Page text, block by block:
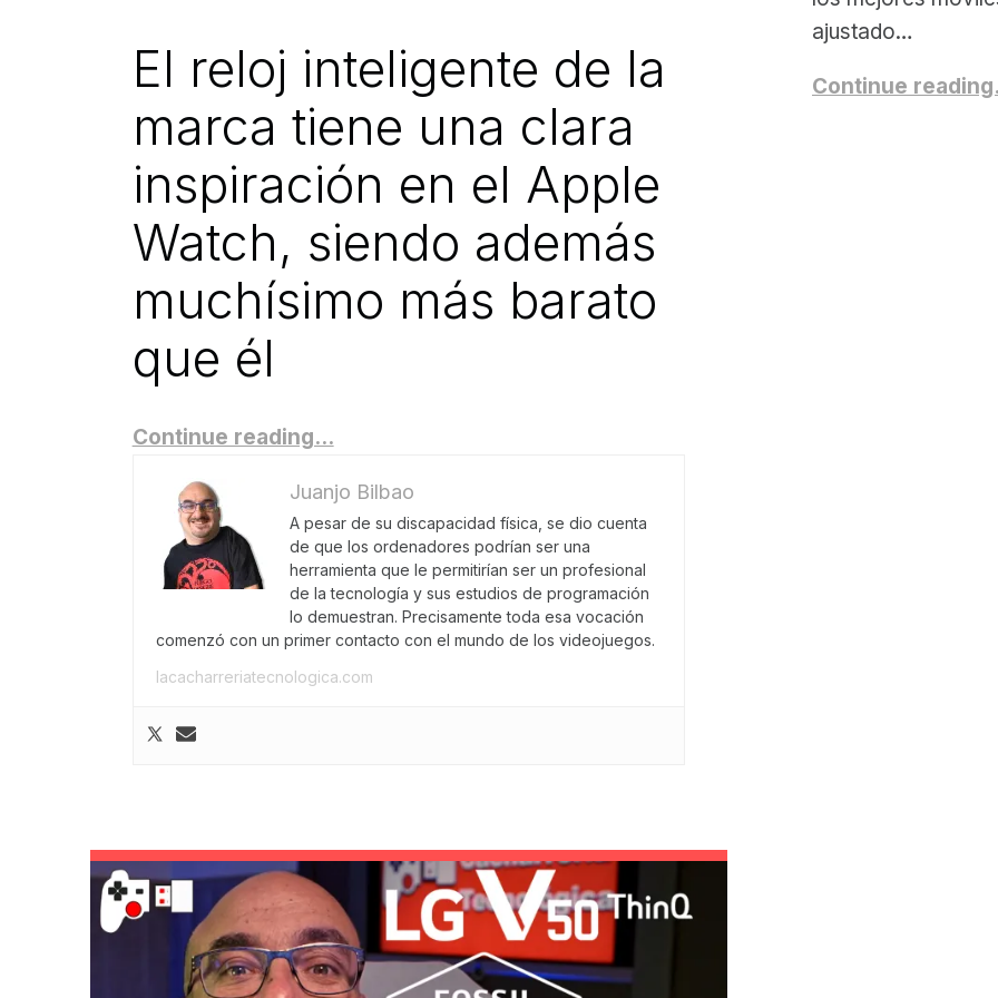
El reloj inteligente de la
marca tiene una clara
inspiración en el Apple
Watch, siendo además
muchísimo más barato
que él
Continue reading…
Juanjo Bilbao
A pesar de su discapacidad física, se dio cuenta
de que los ordenadores podrían ser una
herramienta que le permitirían ser un profesional
de la tecnología y sus estudios de programación
lo demuestran. Precisamente toda esa vocación
comenzó con un primer contacto con el mundo de los videojuegos.
lacacharreriatecnologica.com
ajustado…
Continue